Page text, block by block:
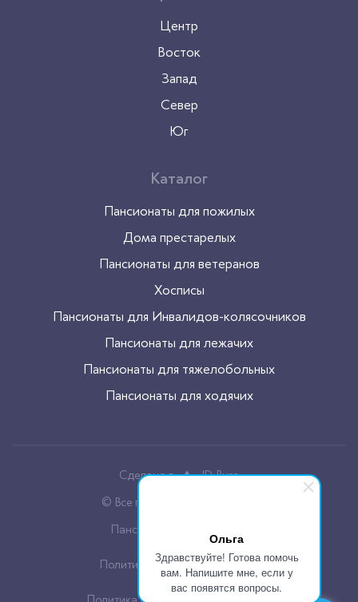
Ольга
Здравствуйте! Готова помочь
вам. Напишите мне, если у
вас появятся вопросы.
Центр
Восток
Запад
Север
Юг
Каталог
Пансионаты для пожилых
Дома престарелых
Пансионаты для ветеранов
Хосписы
Пансионаты для Инвалидов-колясочников
Пансионаты для лежачих
Пансионаты для тяжелобольных
Пансионаты для ходячих
Сделано в
JD-Buro
© Все права защищены, 2026
Пансионаты для пожилых
Политика конфиденцальности